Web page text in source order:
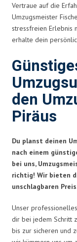
Vertraue auf die
Umzugsmeister
stressfreien Erlebnis
erhalte dein
den
Piräus
Du planst deinen
nach einem
bei uns,
richtig! Wir bieten
unschlagbaren
Unser
dir bei jedem Schritt
bis zur sicheren und